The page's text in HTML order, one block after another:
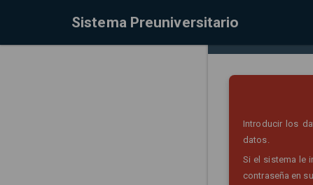
Sistema Preuniversitario
Introducir los
datos.
Si el sistema le
contraseña en